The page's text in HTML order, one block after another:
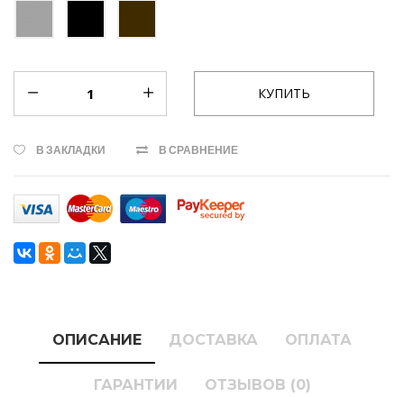
В ЗАКЛАДКИ В СРАВНЕНИЕ
ОПИСАНИЕ ДОСТАВКА ОПЛАТА
ГАРАНТИИ ОТЗЫВОВ (0)